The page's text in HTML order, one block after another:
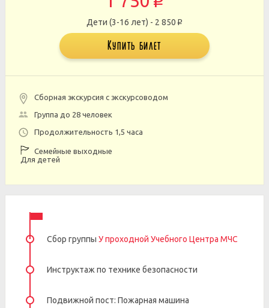
Дети (3-16 лет) - 2 850 p
Купить билет
Сборная экскурсия с экскурсоводом
Группа до 28 человек
Продолжительность 1,5 часа
Семейные выходные
Для детей
Сбор группы У проходной Учебного Центра МЧС
Инструктаж по технике безопасности
Подвижной пост: Пожарная машина